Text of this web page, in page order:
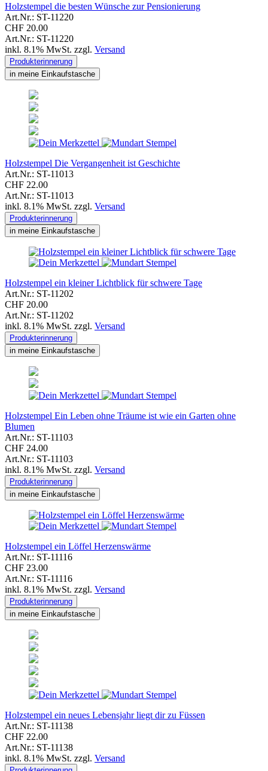
Holzstempel die besten Wünsche zur Pensionierung
Art.Nr.: ST-11220
CHF 20.00
Art.Nr.: ST-11220
inkl. 8.1% MwSt. zzgl. Versand
Produkterinnerung
in meine Einkaufstasche
Holzstempel Die Vergangenheit ist Geschichte
Art.Nr.: ST-11013
CHF 22.00
Art.Nr.: ST-11013
inkl. 8.1% MwSt. zzgl. Versand
Produkterinnerung
in meine Einkaufstasche
Holzstempel ein kleiner Lichtblick für schwere Tage
Art.Nr.: ST-11202
CHF 20.00
Art.Nr.: ST-11202
inkl. 8.1% MwSt. zzgl. Versand
Produkterinnerung
in meine Einkaufstasche
Holzstempel Ein Leben ohne Träume ist wie ein Garten ohne
Blumen
Art.Nr.: ST-11103
CHF 24.00
Art.Nr.: ST-11103
inkl. 8.1% MwSt. zzgl. Versand
Produkterinnerung
in meine Einkaufstasche
Holzstempel ein Löffel Herzenswärme
Art.Nr.: ST-11116
CHF 23.00
Art.Nr.: ST-11116
inkl. 8.1% MwSt. zzgl. Versand
Produkterinnerung
in meine Einkaufstasche
Holzstempel ein neues Lebensjahr liegt dir zu Füssen
Art.Nr.: ST-11138
CHF 22.00
Art.Nr.: ST-11138
inkl. 8.1% MwSt. zzgl. Versand